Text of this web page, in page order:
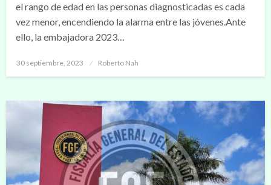
el rango de edad en las personas diagnosticadas es cada
vez menor, encendiendo la alarma entre las jóvenes.Ante
ello, la embajadora 2023…
Publicado
30 septiembre, 2023 Roberto Nah